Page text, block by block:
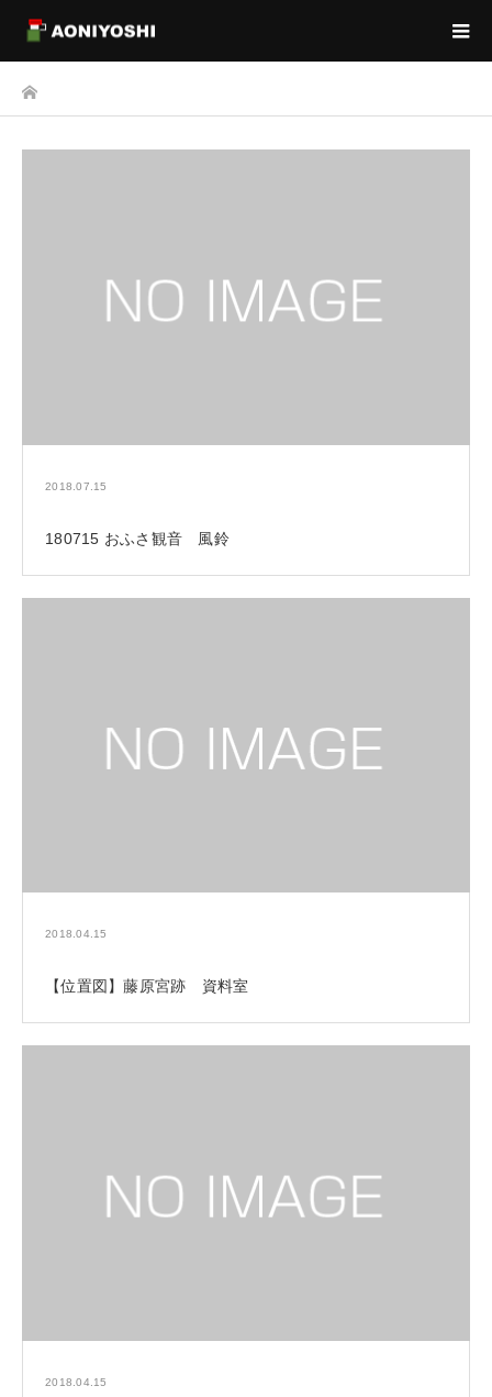
2018.07.15
180715 おふさ観音 風鈴
2018.04.15
【位置図】藤原宮跡 資料室
2018.04.15